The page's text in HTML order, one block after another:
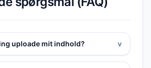
uploade mit indhold? v